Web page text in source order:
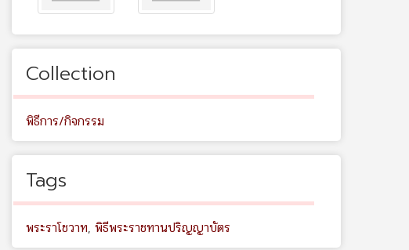
Collection
พิธีการ/กิจกรรม
Tags
พระราโชวาท, พิธีพระราชทานปริญญาบัตร